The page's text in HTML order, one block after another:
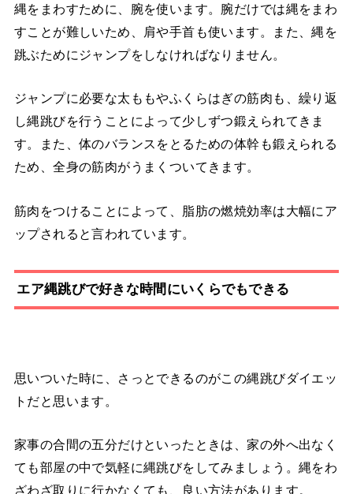
縄をまわすために、腕を使います。腕だけでは縄をまわ
すことが難しいため、肩や手首も使います。また、縄を
跳ぶためにジャンプをしなければなりません。
ジャンプに必要な太ももやふくらはぎの筋肉も、繰り返
し縄跳びを行うことによって少しずつ鍛えられてきま
す。また、体のバランスをとるための体幹も鍛えられる
ため、全身の筋肉がうまくついてきます。
筋肉をつけることによって、脂肪の燃焼効率は大幅にア
ップされると言われています。
エア縄跳びで好きな時間にいくらでもできる
思いついた時に、さっとできるのがこの縄跳びダイエッ
トだと思います。
家事の合間の五分だけといったときは、家の外へ出なく
ても部屋の中で気軽に縄跳びをしてみましょう。縄をわ
ざわざ取りに行かなくても、良い方法があります。